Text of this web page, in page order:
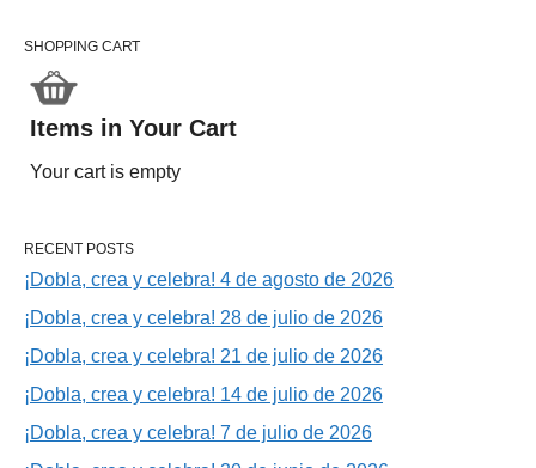
SHOPPING CART
Items in Your Cart
Your cart is empty
RECENT POSTS
¡Dobla, crea y celebra! 4 de agosto de 2026
¡Dobla, crea y celebra! 28 de julio de 2026
¡Dobla, crea y celebra! 21 de julio de 2026
¡Dobla, crea y celebra! 14 de julio de 2026
¡Dobla, crea y celebra! 7 de julio de 2026